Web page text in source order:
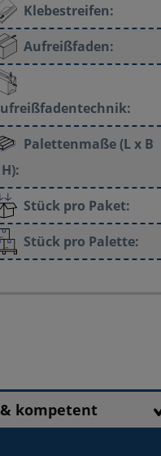
Klebestreifen:
Aufreißfaden:
Palettenmaße (L x B
Stück pro Paket:
Stück pro Palette:
kompetent